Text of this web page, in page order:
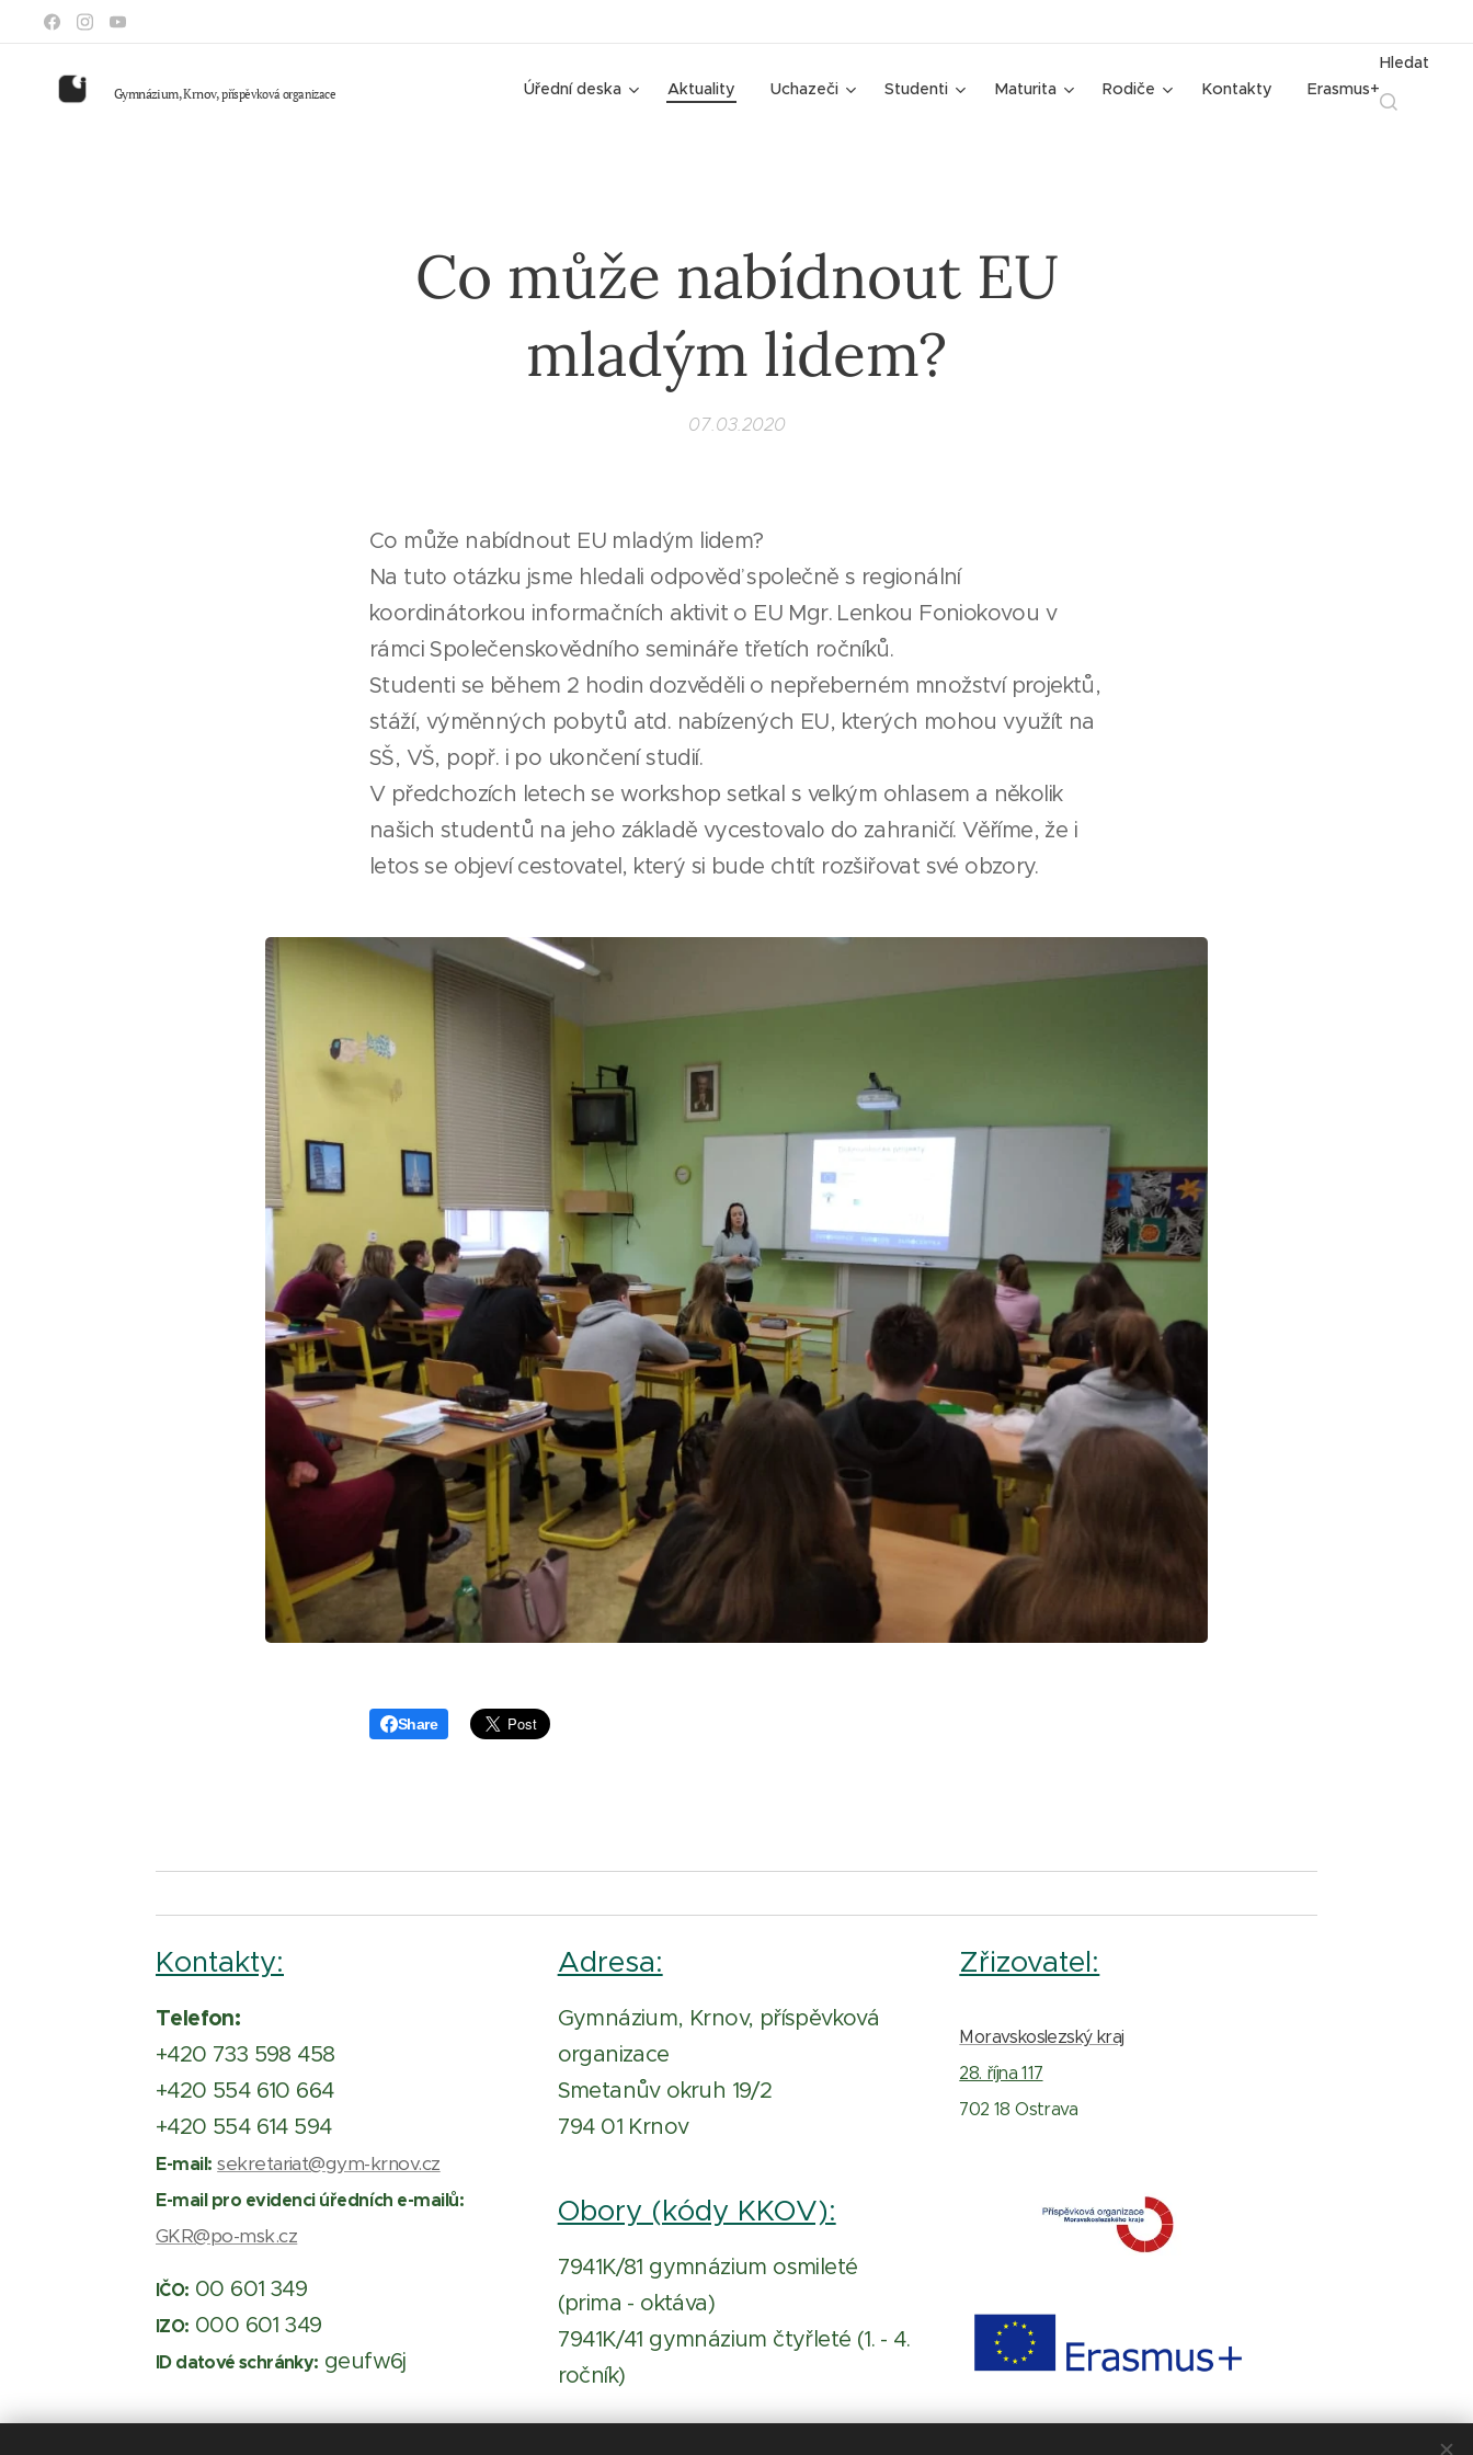
Gymnázium, Krnov,příspěvková organizace Úřední deska Aktuality Uchazeči Studenti Maturita Rodiče Kontakty Erasmus+
Hledat
Co může nabídnout EU
mladým lidem?
07.03.2020
Co může nabídnout EU mladým lidem?
Na tuto otázku jsme hledali odpověď společně s regionální
koordinátorkou informačních aktivit o EU Mgr. Lenkou Foniokovou v
rámci Společenskovědního semináře třetích ročníků.
Studenti se během 2 hodin dozvěděli o nepřeberném množství projektů,
stáží, výměnných pobytů atd. nabízených EU, kterých mohou využít na
SŠ, VŠ, popř. i po ukončení studií.
V předchozích letech se workshop setkal s velkým ohlasem a několik
našich studentů na jeho základě vycestovalo do zahraničí. Věříme, že i
letos se objeví cestovatel, který si bude chtít rozšiřovat své obzory.
Share
Kontakty:
Telefon:
+420 733 598 458
+420 554 610 664
+420 554 614 594
E-mail: sekretariat@gym-krnov.cz
E-mail pro evidenci úředních e-mailů:
GKR@po-msk.cz
IČO: 00 601 349
IZO: 000 601 349
ID datové schránky: geufw6j
Adresa:
Gymnázium, Krnov, příspěvková
organizace
Smetanův okruh 19/2
794 01 Krnov
Obory (kódy KKOV):
7941K/81 gymnázium osmileté
(prima - oktáva)
7941K/41 gymnázium čtyřleté (1. - 4.
ročník)
Zřizovatel:
Moravskoslezský kraj
28. října 117
702 18 Ostrava